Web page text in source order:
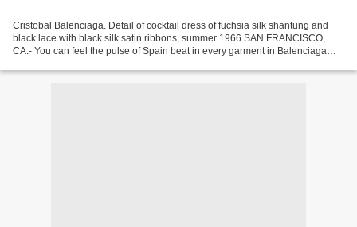
Cristobal Balenciaga. Detail of cocktail dress of fuchsia silk shantung and
black lace with black silk satin ribbons, summer 1966 SAN FRANCISCO,
CA.- You can feel the pulse of Spain beat in every garment in Balenciaga